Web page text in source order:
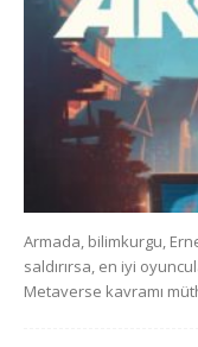
Armada, bilimkurgu,
saldırırsa, en iyi
Metaverse kavramı